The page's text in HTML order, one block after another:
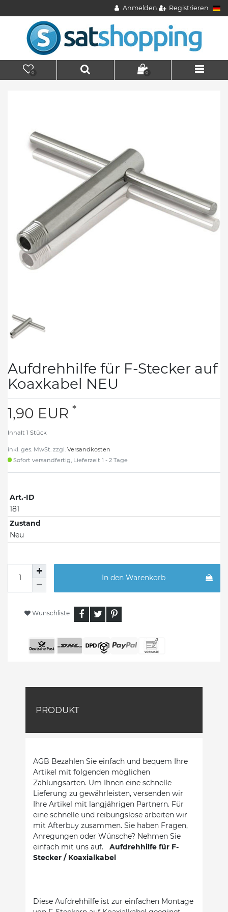
Anmelden Registrieren
0 0
Aufdrehhilfe für F-Stecker auf
Koaxkabel NEU
1,90 EUR *
Inhalt 1 Stück
inkl. ges. MwSt. zzgl. Versandkosten
Sofort versandfertig, Lieferzeit 1 - 2 Tage
Art.-ID
181
Zustand
Neu
In den Warenkorb
Wunschliste
PRODUKT
AGB Bezahlen Sie einfach und bequem Ihre
Artikel mit folgenden möglichen
Zahlungsarten. Um Ihnen eine schnelle
Lieferung zu gewährleisten, versenden wir
Ihre Artikel mit langjährigen Partnern. Für
eine schnelle und reibungslose arbeiten wir
mit Afterbuy zusammen. Sie haben Fragen,
Anregungen oder Wünsche? Nehmen Sie
einfach mit uns auf. Aufdrehhilfe für F-
Stecker / Koaxialkabel
Diese Aufdrehhilfe ist zur einfachen Montage